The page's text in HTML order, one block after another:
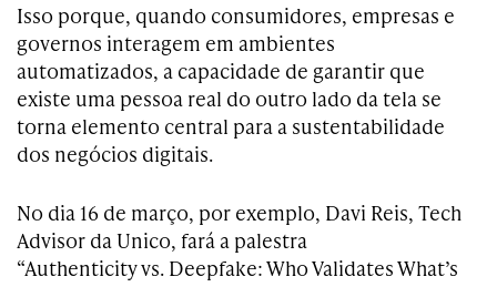
Isso porque, quando consumidores, empresas e
governos interagem em ambientes
automatizados, a capacidade de garantir que
existe uma pessoa real do outro lado da tela se
torna elemento central para a sustentabilidade
dos negócios digitais.
No dia 16 de março, por exemplo, Davi Reis, Tech
Advisor da Unico, fará a palestra
“Authenticity vs. Deepfake: Who Validates What’s